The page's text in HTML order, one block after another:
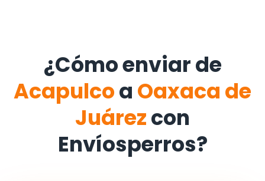
¿Cómo enviar de
Acapulcoa Oaxaca de
Juárezcon
Envíosperros?